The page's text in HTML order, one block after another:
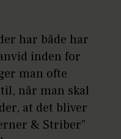
har både har
inden for
man ofte
når man skal
at det bliver
& Striber”